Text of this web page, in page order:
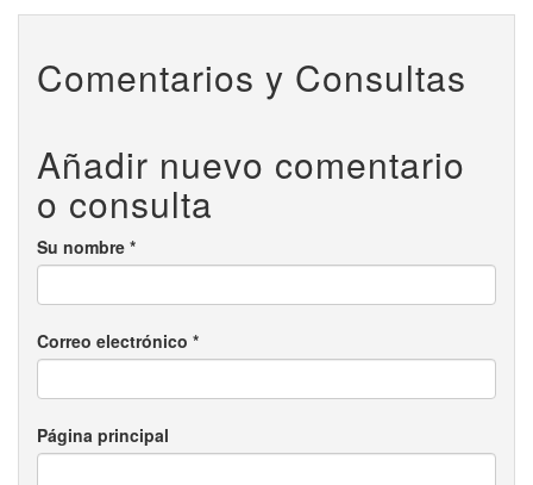
Comentarios y Consultas
Añadir nuevo comentario
o consulta
Su nombre *
Correo electrónico *
Página principal